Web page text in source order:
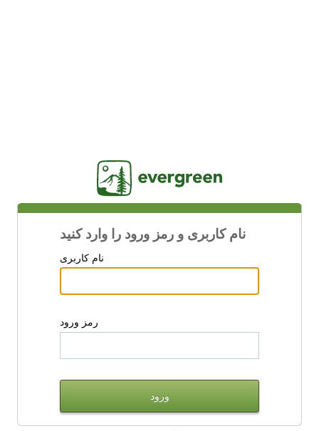
نام کاربری و رمز ورود را وارد کنید
نام کاربری
رمز ورود